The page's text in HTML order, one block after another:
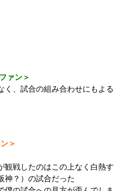
ァン＞
試合の組み合わせにもよる
＞
たのはこの上なく白熱す
神？）の試合だった